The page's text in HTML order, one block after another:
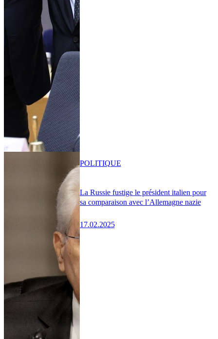
La Russie fustige le président italien pour
sa comparaison avec l’Allemagne nazie
17.02.2025
POLITIQUE